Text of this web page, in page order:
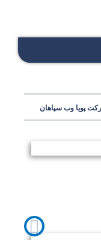
پویا وب سپاهان